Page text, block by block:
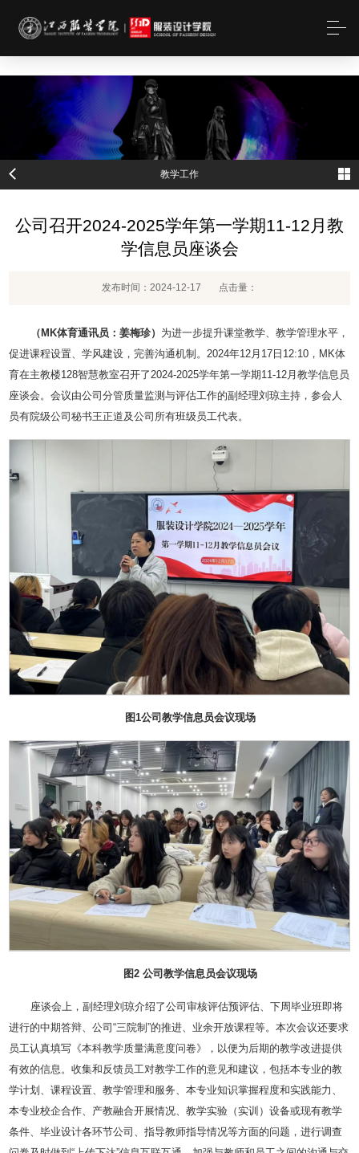
教学工作
公司召开2024-2025学年第一学期11-12月教
学信息员座谈会
发布时间：2024-12-17 点击量：
（ MK体育通讯员：姜梅珍） 为进一步提升课堂教学、教学管理水平，
促进课程设置、学风建设，完善沟通机制。2024年12月17日12:10，MK体
育在主教楼128智慧教室召开了2024-2025学年第一学期11-12月教学信息员
座谈会。会议由公司分管质量监测与评估工作的副经理刘琼主持，参会人
员有院级公司秘书王正道及公司所有班级员工代表。
图1公司教学信息员会议现场
图2 公司教学信息员会议现场
座谈会上，副经理刘琼介绍了公司审核评估预评估、下周毕业班即将
进行的中期答辩、公司“三院制”的推进、业余开放课程等。本次会议还要求
员工认真填写《本科教学质量满意度问卷》，以便为后期的教学改进提供
有效的信息。收集和反馈员工对教学工作的意见和建议，包括本专业的教
学计划、课程设置、教学管理和服务、本专业知识掌握程度和实践能力、
本专业校企合作、产教融合开展情况、教学实验（实训）设备或现有教学
条件、毕业设计各环节公司、指导教师指导情况等方面的问题，进行调查